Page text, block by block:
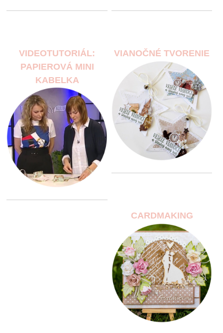
VIDEOTUTORIÁL:
PAPIEROVÁ MINI
KABELKA
VIANOČNÉ TVORENIE
CARDMAKING